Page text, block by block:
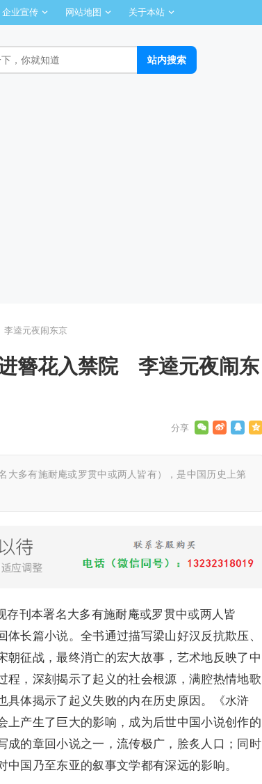
企业宣传 网站地图 关于本站
李逵元夜闹东京
进簪花入禁院 李逵元夜闹东
大多有施耐庵或罗贯中或两人皆有），是中国历史上第
存刊本署名大多有施耐庵或罗贯中或两人皆
长篇小说。全书通过描写梁山好汉反抗欺压、
征战，最终消亡的宏大故事，艺术地反映了中
程，深刻揭示了起义的社会根源，满腔热情地歌
具体揭示了起义失败的内在历史原因。《水浒
产生了巨大的影响，成为后世中国小说创作的
成的章回小说之一，流传极广，脍炙人口；同时
国乃至东亚的叙事文学都有深远的影响。